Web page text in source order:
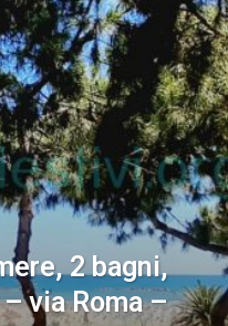
2 bagni,
via Roma –